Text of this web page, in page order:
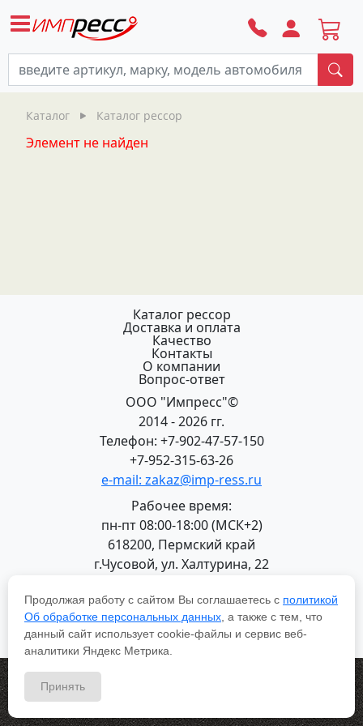
Каталог Каталог рессор
Элемент не найден
Каталог рессор
Доставка и оплата
Качество
Контакты
О компании
Вопрос-ответ
ООО "Импресс"©
2014 - 2026 гг.
Телефон: +7-902-47-57-150
+7-952-315-63-26
e-mail: zakaz@imp-ress.ru
Рабочее время:
пн-пт 08:00-18:00 (МСК+2)
618200, Пермский край
г.Чусовой, ул. Халтурина, 22
данных
Продолжая работу с сайтом Вы соглашаетесь с политикой
Об обработке персональных данных , а также с тем, что
данный сайт использует cookie-файлы и сервис веб-
аналитики Яндекс Метрика.
Принять